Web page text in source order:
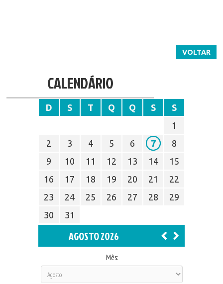
VOLTAR
CALENDÁRIO
D S T Q Q S
S
1
2
3 4 5 6 7
8
9
10 11 12 13 14
15
16
17 18 19 20 21
22
23
24 25 26 27 28
29
30
31
AGOSTO 2026
Mês: